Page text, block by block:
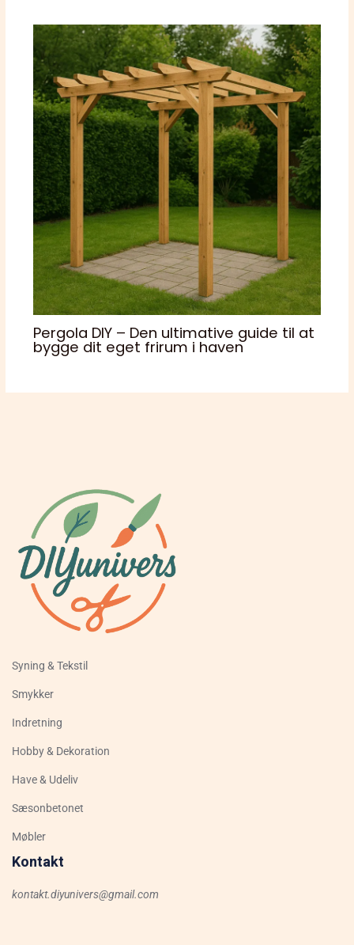
Pergola DIY – Den ultimative guide til at
bygge dit eget frirum i haven
Syning & Tekstil
Smykker
Indretning
Hobby & Dekoration
Have & Udeliv
Sæsonbetonet
Møbler
Kontakt
kontakt.diyunivers@gmail.com